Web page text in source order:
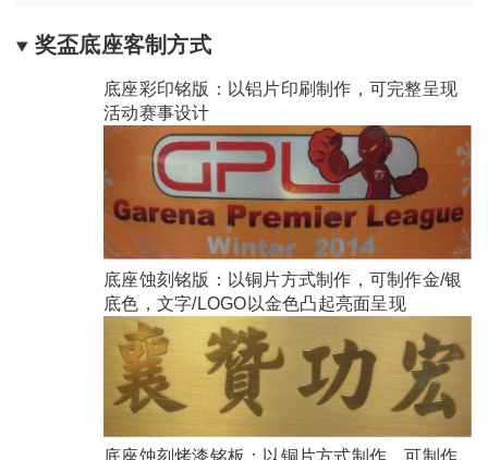
奖盃底座客制方式
底座彩印铭版：以铝片印刷制作，可完整呈现
活动赛事设计
底座蚀刻铭版：以铜片方式制作，可制作金/银
底色，文字/LOGO以金色凸起亮面呈现
底座蚀刻烤漆铭板：以铜片方式制作，可制作